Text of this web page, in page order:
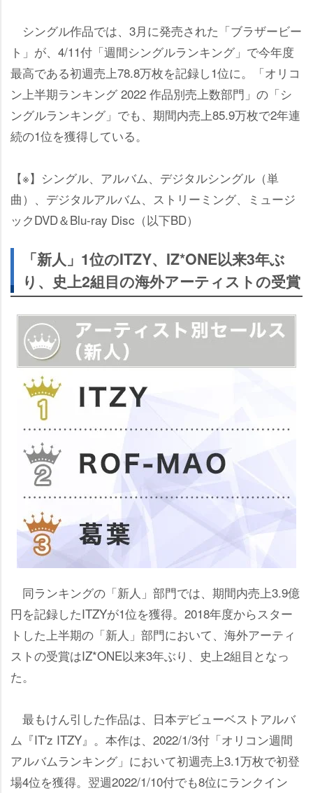
シングル作品では、3月に発売された「ブラザービー
ト」が、4/11付「週間シングルランキング」で今年度
最高である初週売上78.8万枚を記録し1位に。「オリコ
ン上半期ランキング 2022 作品別売上数部門」の「シ
ングルランキング」でも、期間内売上85.9万枚で2年連
続の1位を獲得している。
【※】シングル、アルバム、デジタルシングル（単
曲）、デジタルアルバム、ストリーミング、ミュージ
ックDVD＆Blu-ray Disc（以下BD）
「新人」1位のITZY、IZ*ONE以来3年ぶ
り、史上2組目の海外アーティストの受賞
同ランキングの「新人」部門では、期間内売上3.9億
円を記録したITZYが1位を獲得。2018年度からスター
トした上半期の「新人」部門において、海外アーティ
ストの受賞はIZ*ONE以来3年ぶり、史上2組目となっ
た。
最もけん引した作品は、日本デビューベストアルバ
ム『IT'z ITZY』。本作は、2022/1/3付「オリコン週間
アルバムランキング」において初週売上3.1万枚で初登
場4位を獲得。翌週2022/1/10付でも8位にランクイン